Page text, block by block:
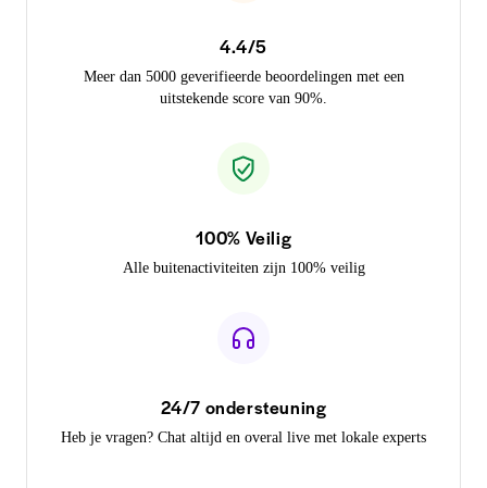
4.4/5
Meer dan 5000 geverifieerde beoordelingen met een
uitstekende score van 90%.
100% Veilig
Alle buitenactiviteiten zijn 100% veilig
24/7 ondersteuning
Heb je vragen? Chat altijd en overal live met lokale experts